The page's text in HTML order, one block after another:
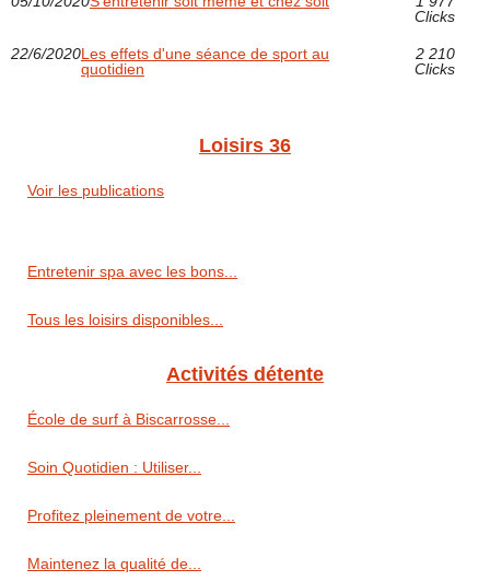
Clicks
22/6/2020Les effets d'une séance de sport au
quotidien
2 210
Clicks
Loisirs 36
Voir les publications
Entretenir spa avec les bons...
Tous les loisirs disponibles...
Activités détente
École de surf à Biscarrosse...
Soin Quotidien : Utiliser...
Profitez pleinement de votre...
Maintenez la qualité de...